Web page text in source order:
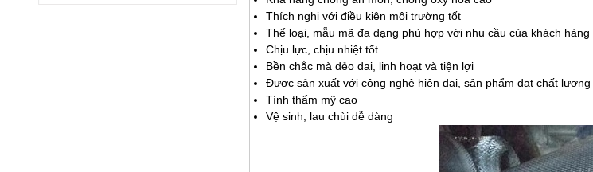
Thích nghi với điều kiện môi trường tốt
Thể loại, mẫu mã đa dạng phù hợp với nhu cầu của khách hàng
Chịu lực, chịu nhiệt tốt
Bền chắc mà dẻo dai, linh hoạt và tiện lợi
Được sản xuất với công nghệ hiện đại, sản phẩm đạt chất
Tính thẩm mỹ cao
Vệ sinh, lau chùi dễ dàng